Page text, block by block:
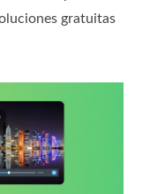
gratuitas